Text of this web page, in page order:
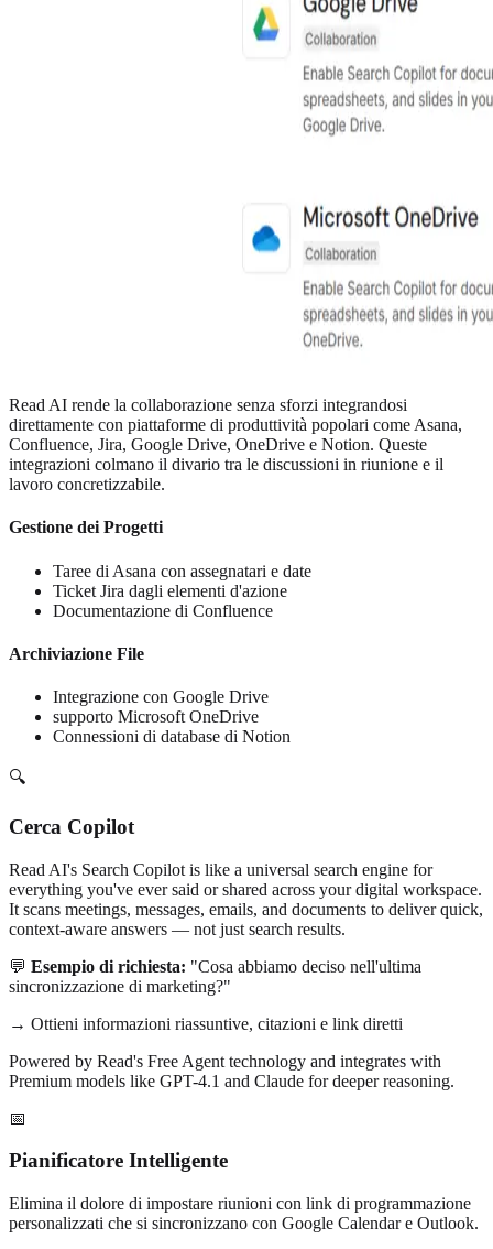
Read AI rende la collaborazione senza sforzi integrandosi
direttamente con piattaforme di produttività popolari come Asana,
Confluence, Jira, Google Drive, OneDrive e Notion. Queste
integrazioni colmano il divario tra le discussioni in riunione e il
lavoro concretizzabile.
Gestione dei Progetti
Taree di Asana con assegnatari e date
Ticket Jira dagli elementi d'azione
Documentazione di Confluence
Archiviazione File
Integrazione con Google Drive
supporto Microsoft OneDrive
Connessioni di database di Notion
🔍
Cerca Copilot
Read AI's Search Copilot is like a universal search engine for
everything you've ever said or shared across your digital workspace.
It scans meetings, messages, emails, and documents to deliver quick,
context-aware answers — not just search results.
💬 Esempio di richiesta: "Cosa abbiamo deciso nell'ultima
sincronizzazione di marketing?"
→ Ottieni informazioni riassuntive, citazioni e link diretti
Powered by Read's Free Agent technology and integrates with
Premium models like GPT-4.1 and Claude for deeper reasoning.
📅
Pianificatore Intelligente
Elimina il dolore di impostare riunioni con link di programmazione
personalizzati che si sincronizzano con Google Calendar e Outlook.